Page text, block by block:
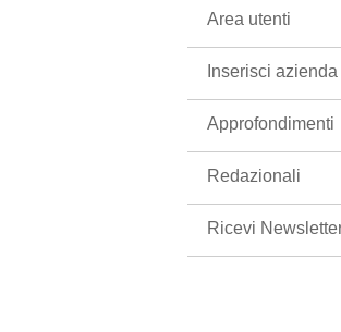
Area utenti
Inserisci azienda
Approfondimenti
Redazionali
Ricevi